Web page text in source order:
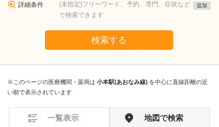
詳細条件
(未指定)フリーワード、予約、専門、症状など
で検索できます
追加
検索する
※このページの医療機関・薬局は 小本駅(あおなみ線) を中心に直線距離の近
い順で表示されています
一覧表示 地図で検索